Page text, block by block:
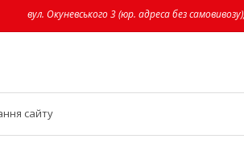
вул. Окуневського 3 (юр. адреса без
сайту